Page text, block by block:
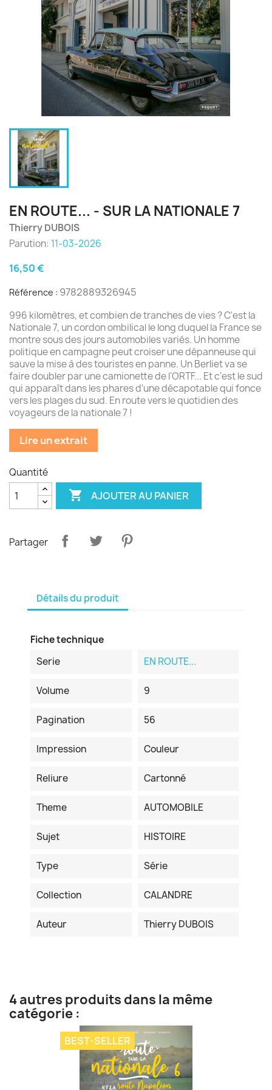
EN ROUTE... - SUR LA NATIONALE 7
Thierry DUBOIS
Parution: 11-03-2026
16,50 €
Référence : 9782889326945
996 kilomètres, et combien de tranches de vies ? C'est la
Nationale 7, un cordon ombilical le long duquel la France se
montre sous des jours automobiles variés. Un homme
politique en campagne peut croiser une dépanneuse qui
sauve la mise à des touristes en panne. Un Berliet va se
faire doubler par une camionette de l'ORTF... Et c'est le sud
qui apparaît dans les phares d'une décapotable qui fonce
vers les plages du sud. En route vers le quotidien des
voyageurs de la nationale 7 !
Lire un extrait
Quantité
 AJOUTER AU PANIER
Partager
Détails du produit
Fiche technique
Serie
EN ROUTE...
Volume 9
Pagination 56
Impression Couleur
Reliure Cartonné
Theme AUTOMOBILE
Sujet HISTOIRE
Type Série
Collection CALANDRE
Auteur Thierry DUBOIS
4 autres produits dans la même
catégorie :
BEST-SELLER